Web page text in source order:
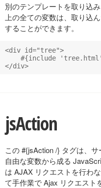
別のテンプレートを取り込
上の全ての変数は、取り込
することができます。
<div id="tree">
#{include
jsAction
この #{jsAction /} タグは、
自由な変数から成る
は AJAX リクエストを行わ
て手作業で Ajax リクエスト